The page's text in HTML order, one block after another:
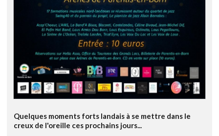
Quelques moments forts landais à se mettre dans le
creux de l'oreille ces prochains jours...